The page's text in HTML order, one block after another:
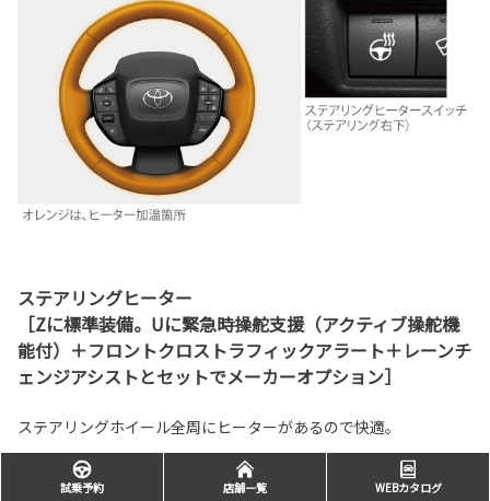
ステアリングヒーター
［Zに標準装備。Uに緊急時操舵支援（アクティブ操舵機
能付）＋フロントクロストラフィックアラート＋レーンチ
ェンジアシストとセットでメーカーオプション］
ステアリングホイール全周にヒーターがあるので快適。
試乗予約 店舗一覧 WEBカタログ